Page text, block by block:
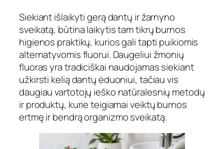
Siekiant išlaikyti gerą dantų ir žarnyno
sveikatą, būtina laikytis tam tikrų burnos
higienos praktikų, kurios gali tapti puikiomis
alternatyvomis fluorui. Daugeliui žmonių
fluoras yra tradiciškai naudojamas siekiant
užkirsti kelią dantų ėduoniui, tačiau vis
daugiau vartotojų ieško natūralesnių metodų
ir produktų, kurie teigiamai veiktų burnos
ertmę ir bendrą organizmo sveikatą.